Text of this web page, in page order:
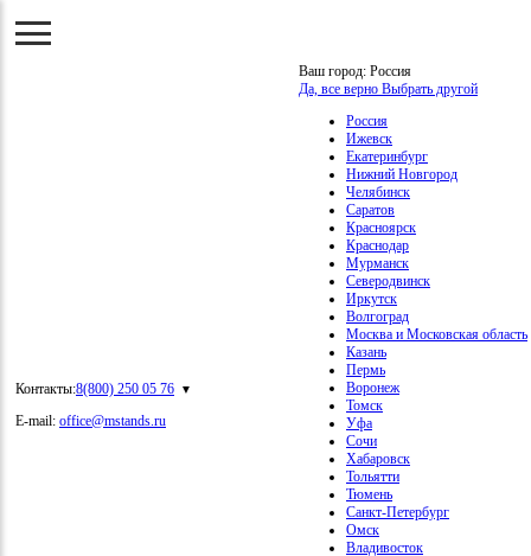
Контакты:8(800) 250 05 76
E-mail: office@mstands.ru
Ваш город: Россия
Да, все верно Выбрать другой
Россия
Ижевск
Екатеринбург
Нижний Новгород
Челябинск
Саратов
Красноярск
Краснодар
Мурманск
Северодвинск
Иркутск
Волгоград
Москва и Московская область
Казань
Пермь
Воронеж
Томск
Уфа
Сочи
Хабаровск
Тольятти
Тюмень
Санкт-Петербург
Омск
Владивосток